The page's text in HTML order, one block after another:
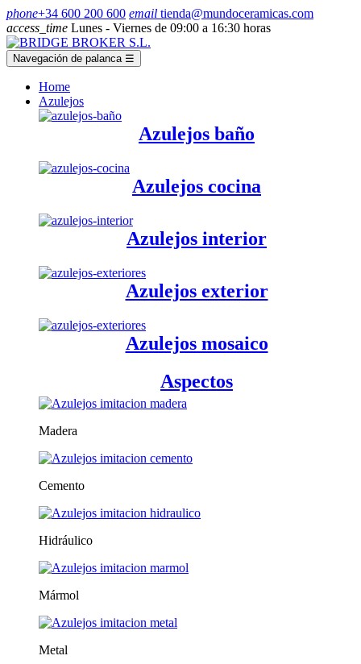
phone+34 600 200 600 email tienda@mundoceramicas.com
access_time Lunes - Viernes de 09:00 a 16:30 horas
Navegación de palanca ☰
Home
Azulejos
Azulejos baño
Azulejos cocina
Azulejos interior
Azulejos exterior
Azulejos mosaico
Aspectos
Madera
Cemento
Hidráulico
Mármol
Metal